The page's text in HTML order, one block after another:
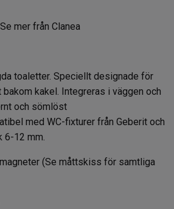
Se mer från Clanea
toaletter. Speciellt designade för
kakel. Integreras i väggen och
och sömlöst
med WC-fixturer från Geberit och
6-12 mm.
(Se måttskiss för samtliga